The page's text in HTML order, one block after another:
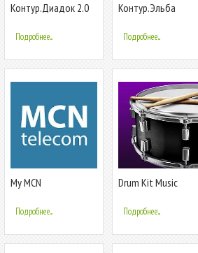
Контур.Диадок 2.0
Подробнее...
Контур.Эльба
Подробнее...
My MCN
Подробнее...
Drum Kit Music
Подробнее...